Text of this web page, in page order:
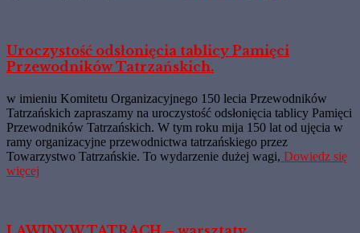
Uroczystość odsłonięcia tablicy Pamięci
Przewodników Tatrzańskich.
w imieniu Komitetu Organizacyjnego 150 lecia Przewodników
Tatrzańskich zapraszamy na uroczystość odsłonięcia tablicy Pamięci
Przewodników Tatrzańskich. W tym roku mija 150 lat od ujęcia w
ramy organizacyjne przewodnictwa tatrzańskiego przez
Towarzystwo Tatrzańskie. To wydarzenie dużej wagi, Dowiedz się
więcej